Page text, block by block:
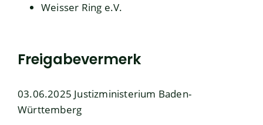
Weisser Ring e.V.
Freigabevermerk
03.06.2025 Justizministerium Baden-
Württemberg